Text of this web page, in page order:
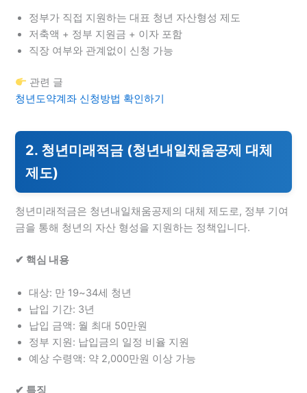
정부가 직접 지원하는 대표 청년 자산형성 제도
저축액 + 정부 지원금 + 이자 포함
직장 여부와 관계없이 신청 가능
관련 글
청년도약계좌 신청방법 확인하기
2. 청년미래적금 (청년내일채움공제 대체
제도)
청년미래적금은 청년내일채움공제의 대체 제도로, 정부 기여
금을 통해 청년의 자산 형성을 지원하는 정책입니다.
✔ 핵심 내용
대상: 만 19~34세 청년
납입 기간: 3년
납입 금액: 월 최대 50만원
정부 지원: 납입금의 일정 비율 지원
예상 수령액: 약 2,000만원 이상 가능
✔ 특징